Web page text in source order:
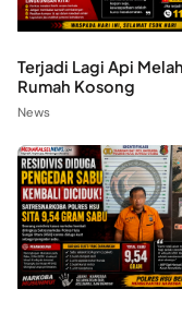
Terjadi Lagi Api
Rumah Kosong
News